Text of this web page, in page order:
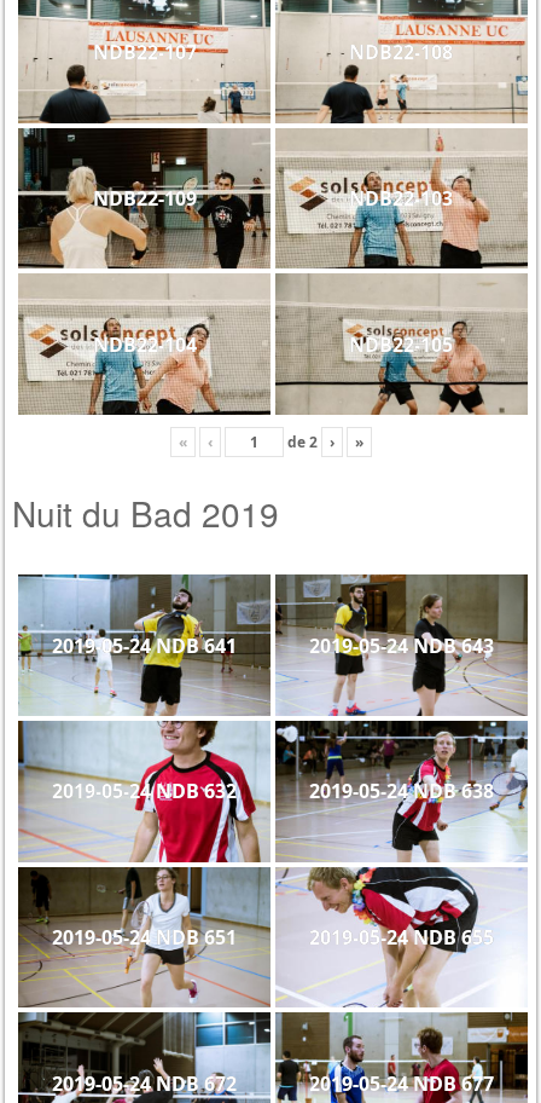
NDB22-107 NDB22-108
NDB22-109 NDB22-103
NDB22-104 NDB22-105
« ‹ de2 › »
Nuit du Bad 2019
2019-05-24 NDB 641 2019-05-24 NDB 643
2019-05-24 NDB 632 2019-05-24 NDB 638
2019-05-24 NDB 651 2019-05-24 NDB 655
2019-05-24 NDB 672 2019-05-24 NDB 677